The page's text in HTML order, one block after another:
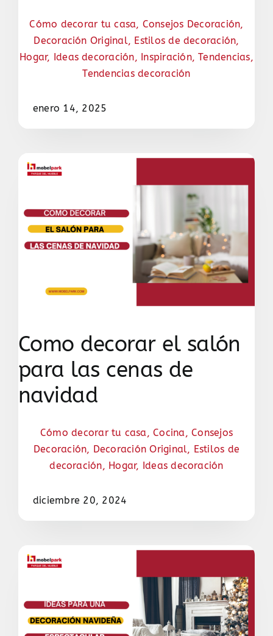
Cómo decorar tu casa, Consejos Decoración,
Decoración Original, Estilos de decoración,
Hogar, Ideas decoración, Inspiración,Tendencias,
Tendencias decoración
enero 14, 2025
Como decorar el salón
para las cenas de
navidad
Cómo decorar tu casa ,Cocina ,Consejos
Decoración, Decoración Original, Estilos de
decoración, Hogar, Ideas decoración
diciembre 20, 2024